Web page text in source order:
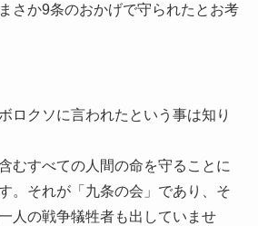
さか9条のおかげで守られたとお考
ロクソに言われたという事は知り
むすべての人間の命を守ることに
。それが「九条の会」であり、そ
人の戦争犠牲者も出していませ